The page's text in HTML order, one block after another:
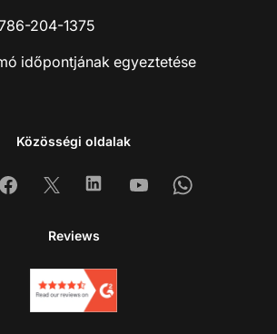
204-1375
időpontjának egyeztetése
Közösségi oldalak
Facebook
X LinkedinYoutubeWhatsapp
Reviews